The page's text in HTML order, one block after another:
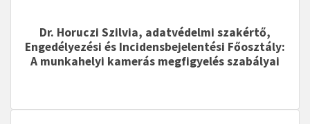
Dr. Horuczi Szilvia, adatvédelmi szakértő,
Engedélyezési és Incidensbejelentési Főosztály:
A munkahelyi kamerás megfigyelés szabályai